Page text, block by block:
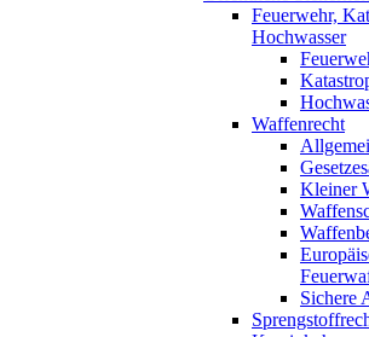
Feuerwehr,
Hochwasser
Waffenrecht
Kleiner
Sichere